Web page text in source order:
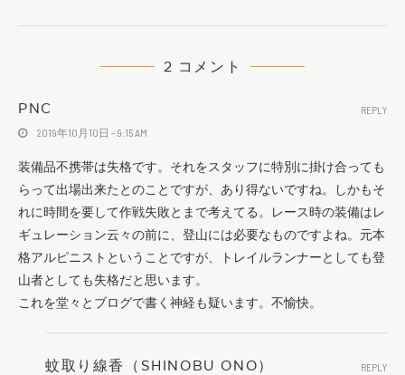
2 コメント
PNC
2019年10月10日 - 9:15 AM
装備品不携帯は失格です。それをスタッフに特別に掛け合っても
らって出場出来たとのことですが、あり得ないですね。しかもそ
れに時間を要して作戦失敗とまで考えてる。レース時の装備はレ
ギュレーション云々の前に、登山には必要なものですよね。元本
格アルピニストということですが、トレイルランナーとしても登
山者としても失格だと思います。
これを堂々とブログで書く神経も疑います。不愉快。
REPLY
蚊取り線香（SHINOBU ONO） REPLY